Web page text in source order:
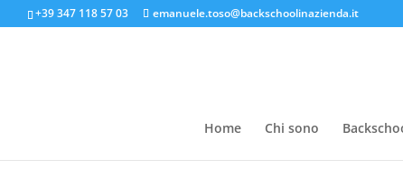
+39 347 118 57 03 emanuele.toso@backschoolinazienda.it
Home Chi sono